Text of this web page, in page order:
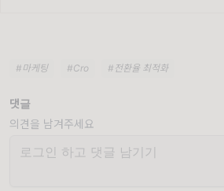
#마케팅 #Cro #전환율 최적화
댓글
의견을 남겨주세요